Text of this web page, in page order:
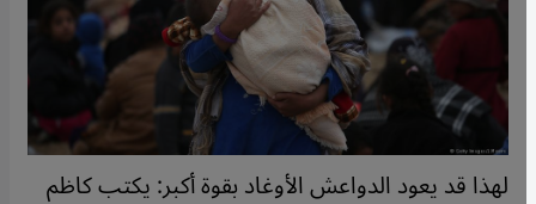
لهذا قد يعود الدواعش الأوغاد بقوة أكبر: يكتب كاظم